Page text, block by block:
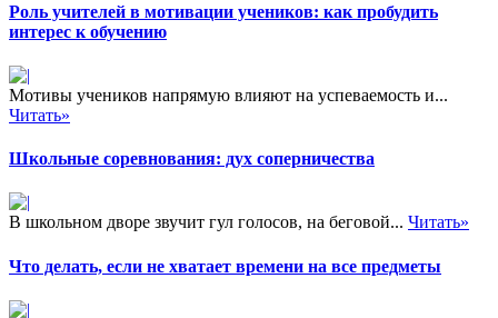
Роль учителей в мотивации учеников: как пробудить
интерес к обучению
Мотивы учеников напрямую влияют на успеваемость и...
Читать»
Школьные соревнования: дух соперничества
В школьном дворе звучит гул голосов, на беговой... Читать»
Что делать, если не хватает времени на все предметы